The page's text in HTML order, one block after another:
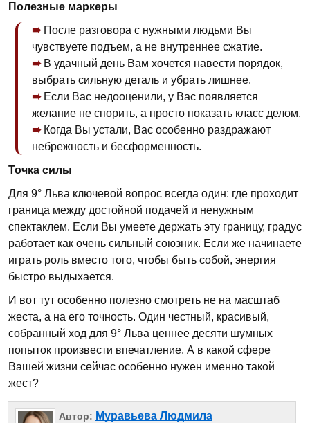
Полезные маркеры
После разговора с нужными людьми Вы
чувствуете подъем, а не внутреннее сжатие.
В удачный день Вам хочется навести порядок,
выбрать сильную деталь и убрать лишнее.
Если Вас недооценили, у Вас появляется
желание не спорить, а просто показать класс делом.
Когда Вы устали, Вас особенно раздражают
небрежность и бесформенность.
Точка силы
Для 9° Льва ключевой вопрос всегда один: где проходит
граница между достойной подачей и ненужным
спектаклем. Если Вы умеете держать эту границу, градус
работает как очень сильный союзник. Если же начинаете
играть роль вместо того, чтобы быть собой, энергия
быстро выдыхается.
И вот тут особенно полезно смотреть не на масштаб
жеста, а на его точность. Один честный, красивый,
собранный ход для 9° Льва ценнее десяти шумных
попыток произвести впечатление. А в какой сфере
Вашей жизни сейчас особенно нужен именно такой
жест?
Автор: Муравьева Людмила